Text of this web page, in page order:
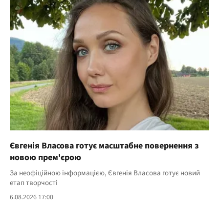
Євгенія Власова готує масштабне повернення з
новою прем'єрою
За неофіційною інформацією, Євгенія Власова готує новий
етап творчості
6.08.2026 17:00